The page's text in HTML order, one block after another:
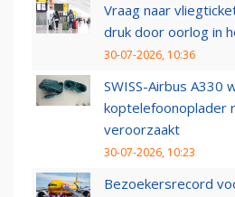
Vraag naar
druk door oorlog in
30-07-2026, 10:36
SWISS-Airbus A330
koptelefoonoplader
veroorzaakt
30-07-2026, 10:23
Bezoekersrecord